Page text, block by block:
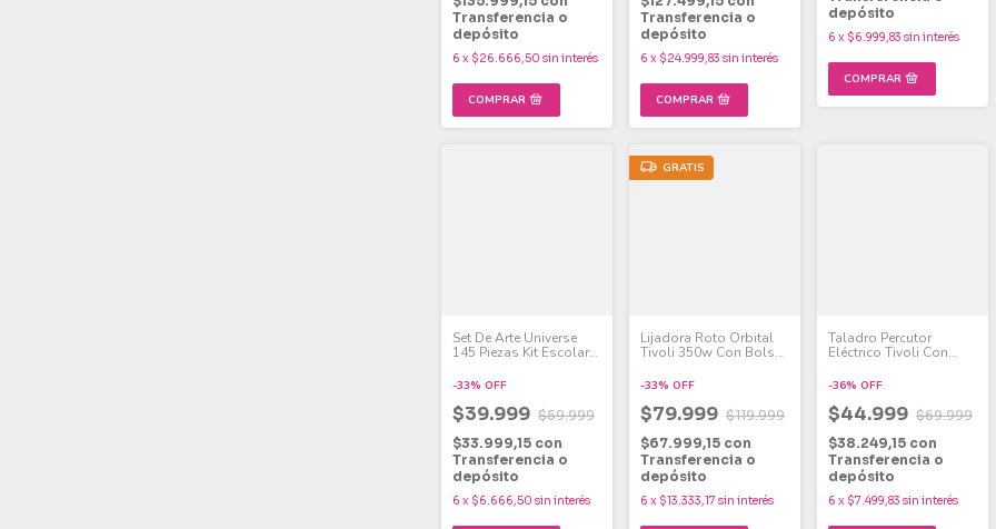
Transferencia o
depósito
6 x $26.666,50 sin interés
Transferencia o
depósito
6 x $24.999,83 sin interés
depósito
6 x $6.999,83 sin interés
Set De Arte Universe
145 Piezas Kit Escolar
-33% OFF
$39.999 $59.999
$33.999,15 con
Transferencia o
depósito
6 x $6.666,50 sin interés
GRATIS
Lijadora Roto Orbital
Tivoli 350w Con Bolsa
-33% OFF
$79.999 $119.999
$67.999,15 con
Transferencia o
depósito
6 x $13.333,17 sin interés
Taladro Percutor
Eléctrico Tivoli Con
500w
-36% OFF
$44.999 $69.999
$38.249,15 con
Transferencia o
depósito
6 x $7.499,83 sin interés